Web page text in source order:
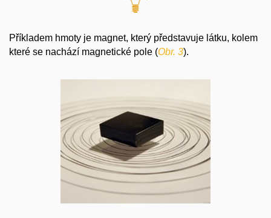
Příkladem hmoty je magnet, který představuje látku, kolem
které se nachází magnetické pole (Obr. 3).